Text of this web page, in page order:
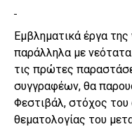
Εμβληματικά έργα
παράλληλα με
τις πρώτες
συγγραφέων, θα
Φεστιβάλ, στόχος του
θεματολογίας του